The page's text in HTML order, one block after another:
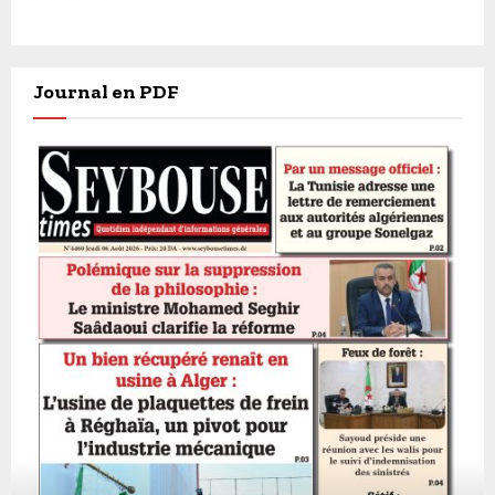
Journal en PDF